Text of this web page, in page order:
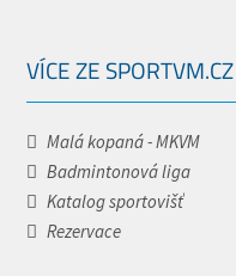
VÍCE ZE SPORTVM.CZ
Malá kopaná - MKVM
Badmintonová liga
Katalog sportovišť
Rezervace